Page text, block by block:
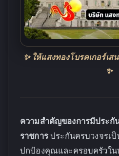
✨ ให้แสงทองโบรคเกอร์เ
✨
ความสำคัญของการมีประกั
ราชการประกันครบวงจรเ
ปกป้องคุณและครอบครัวใน